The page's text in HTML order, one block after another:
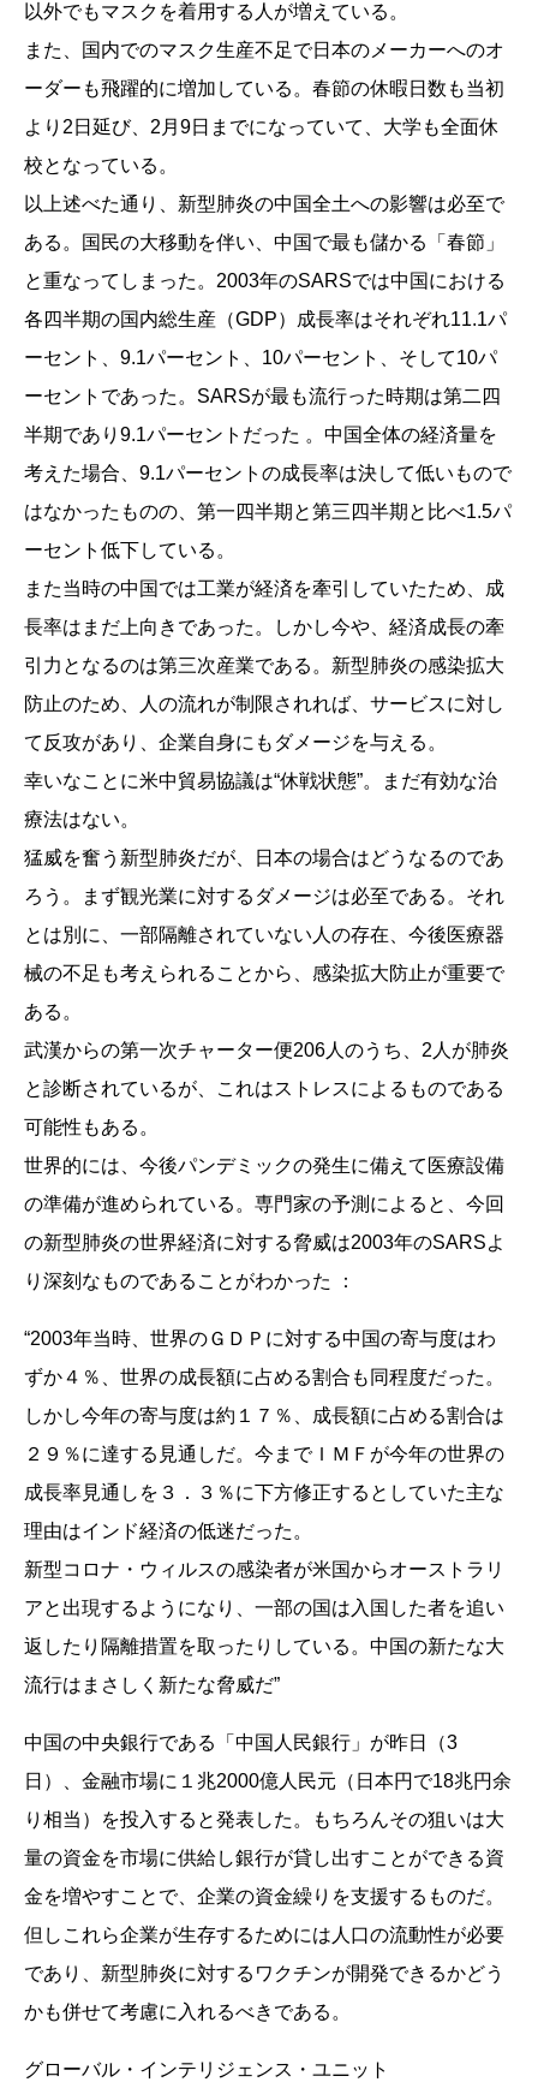
以外でもマスクを着用する人が増えている。
また、国内でのマスク生産不足で日本のメーカーへのオ
ーダーも飛躍的に増加している。春節の休暇日数も当初
より2日延び、2月9日までになっていて、大学も全面休
校となっている。
以上述べた通り、新型肺炎の中国全土への影響は必至で
ある。国民の大移動を伴い、中国で最も儲かる「春節」
と重なってしまった。2003年のSARSでは中国における
各四半期の国内総生産（GDP）成長率はそれぞれ11.1パ
ーセント、9.1パーセント、10パーセント、そして10パ
ーセントであった。SARSが最も流行った時期は第二四
半期であり9.1パーセントだった 。中国全体の経済量を
考えた場合、9.1パーセントの成長率は決して低いもので
はなかったものの、第一四半期と第三四半期と比べ1.5パ
ーセント低下している。
また当時の中国では工業が経済を牽引していたため、成
長率はまだ上向きであった。しかし今や、経済成長の牽
引力となるのは第三次産業である。新型肺炎の感染拡大
防止のため、人の流れが制限されれば、サービスに対し
て反攻があり、企業自身にもダメージを与える。
幸いなことに米中貿易協議は“休戦状態”。まだ有効な治
療法はない。
猛威を奮う新型肺炎だが、日本の場合はどうなるのであ
ろう。まず観光業に対するダメージは必至である。それ
とは別に、一部隔離されていない人の存在、今後医療器
械の不足も考えられることから、感染拡大防止が重要で
ある。
武漢からの第一次チャーター便206人のうち、2人が肺炎
と診断されているが、これはストレスによるものである
可能性もある。
世界的には、今後パンデミックの発生に備えて医療設備
の準備が進められている。専門家の予測によると、今回
の新型肺炎の世界経済に対する脅威は2003年のSARSよ
り深刻なものであることがわかった ：
“2003年当時、世界のＧＤＰに対する中国の寄与度はわ
ずか４％、世界の成長額に占める割合も同程度だった。
しかし今年の寄与度は約１７％、成長額に占める割合は
２９％に達する見通しだ。今までＩＭＦが今年の世界の
成長率見通しを３．３％に下方修正するとしていた主な
理由はインド経済の低迷だった。
新型コロナ・ウィルスの感染者が米国からオーストラリ
アと出現するようになり、一部の国は入国した者を追い
返したり隔離措置を取ったりしている。中国の新たな大
流行はまさしく新たな脅威だ”
中国の中央銀行である「中国人民銀行」が昨日（3
日）、金融市場に１兆2000億人民元（日本円で18兆円余
り相当）を投入すると発表した。もちろんその狙いは大
量の資金を市場に供給し銀行が貸し出すことができる資
金を増やすことで、企業の資金繰りを支援するものだ。
但しこれら企業が生存するためには人口の流動性が必要
であり、新型肺炎に対するワクチンが開発できるかどう
かも併せて考慮に入れるべきである。
グローバル・インテリジェンス・ユニット